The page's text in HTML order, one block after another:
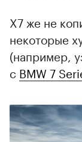
X7 же не
некоторые
(например,
с BMW 7